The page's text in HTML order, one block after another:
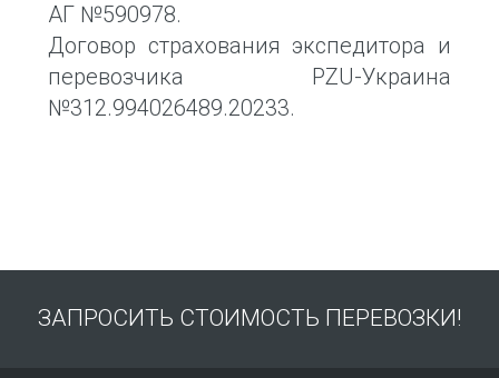
АГ №590978.
Договор страхования экспедитора и
перевозчика PZU-Украина
№312.994026489.20233.
ЗАПРОСИТЬ СТОИМОСТЬ ПЕРЕВОЗКИ!